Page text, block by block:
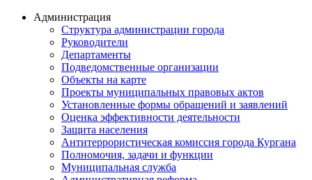
Администрация
Структура администрации города
Руководители
Департаменты
Подведомственные организации
Объекты на карте
Проекты муниципальных правовых актов
Установленные формы обращений и заявлений
Оценка эффективности деятельности
Защита населения
Антитеррористическая комиссия города Кургана
Полномочия, задачи и функции
Муниципальная служба